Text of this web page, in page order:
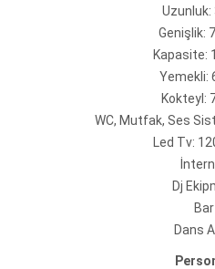
Genişlik:
Kapasite:
Yemekli:
Kokteyl:
WC, Mutfak, Ses
Led Tv:
Dj
Bar
Dans